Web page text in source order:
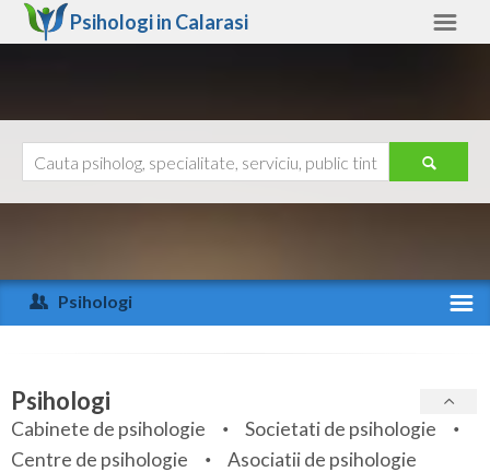
Psihologi in Calarasi
Arad
Arges
Bihor
Bistrita-Nasaud
Ajutor
Psihologi
Specialitati
Servicii
Psihologi
Cabinete de psihologie
Societati de psihologie
Centre de psihologie
Asociatii de psihologie